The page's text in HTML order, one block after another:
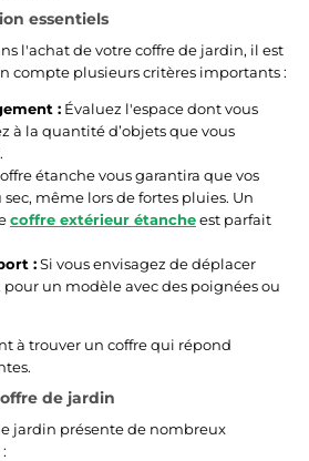
essentiels
l'achat de votre coffre de jardin, il est
compte plusieurs critères importants :
: Évaluez l'espace dont vous
à la quantité d’objets que vous
étanche vous garantira que vos
même lors de fortes pluies. Un
coffre extérieur étancheest parfait
:Si vous envisagez de déplacer
pour un modèle avec des poignées ou
à trouver un coffre qui répond
de jardin
jardin présente de nombreux